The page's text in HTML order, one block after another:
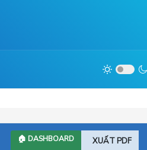
🏠 DASHBOARD XUẤT PDF